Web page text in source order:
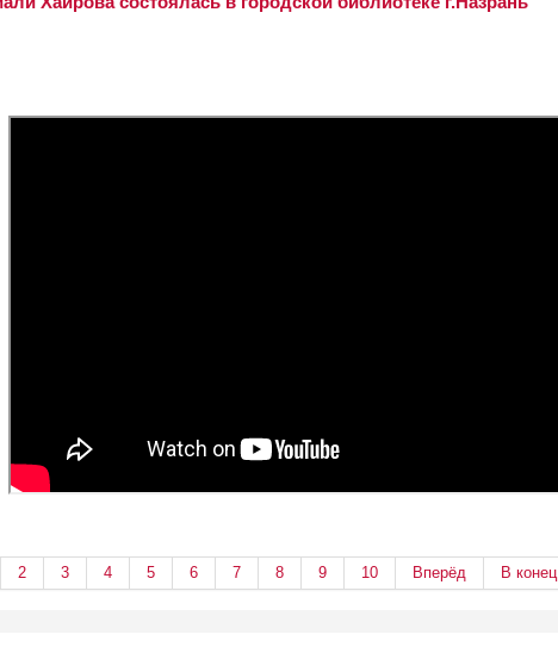
2 3 4 5 6 7 8 9 10 Вперёд В конец